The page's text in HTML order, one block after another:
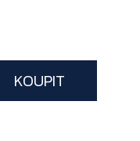
KOUPIT